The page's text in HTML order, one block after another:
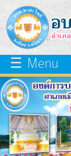
หน้า
หลัก
เกี่ยว
กับ
เรา
บุคลากร
☰ Menu